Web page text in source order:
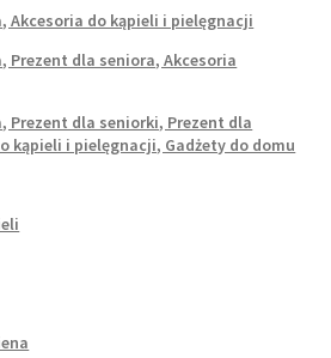
Akcesoria do kąpieli i pielęgnacji
Prezent dla seniora, Akcesoria
Prezent dla seniorki, Prezent dla
kąpieli i pielęgnacji, Gadżety do domu